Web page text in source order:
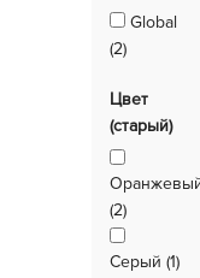
Global
(2)
Цвет
(старый)
(2)
Серый (1)